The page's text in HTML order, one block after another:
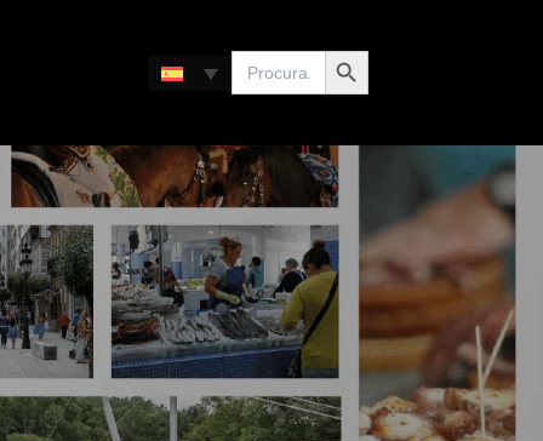
Buscar: Botón de búsqueda